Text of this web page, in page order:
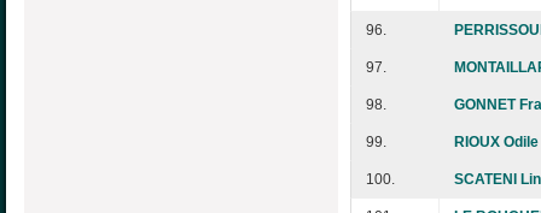
96.
97.
98. GONNET
99. RIOUX Odile
100. SCATENI